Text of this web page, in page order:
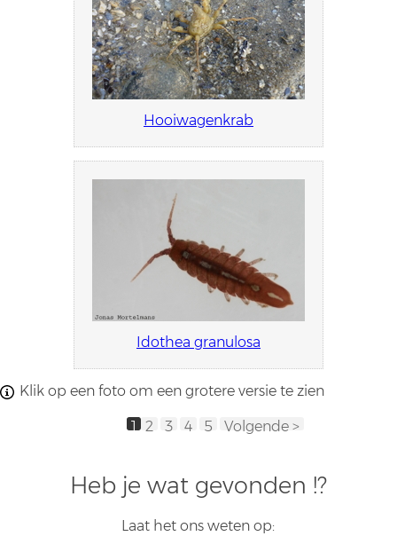
Hooiwagenkrab
Idothea granulosa
Klik op een foto om een grotere versie te zien
1 2 3 4 5 Volgende >
Heb je wat gevonden !?
Laat het ons weten op: